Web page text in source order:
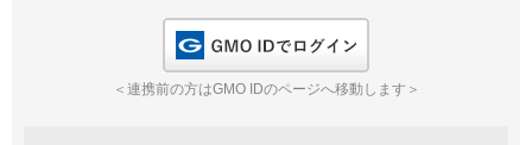
※AmazonはValue Domain Oneのログイン画面へ遷移します
Google Yahoo!
GMO ID
＜連携前の方はGMO IDのページへ移動します＞